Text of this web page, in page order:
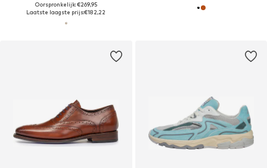
Oorspronkelijk: €269,95
Laatste laagste prijs:€182,22